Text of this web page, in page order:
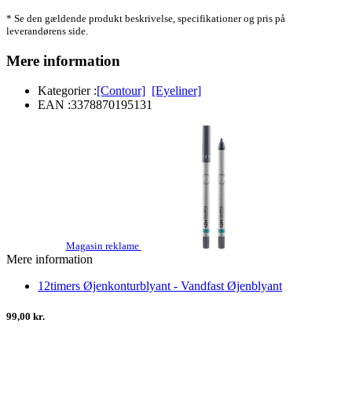
* Se den gældende produkt beskrivelse, specifikationer og pris på
leverandørens side.
Mere information
Kategorier :[Contour] [Eyeliner]
EAN :3378870195131
Magasin reklame
Mere information
12timers Øjenkonturblyant - Vandfast Øjenblyant
99,00 kr.